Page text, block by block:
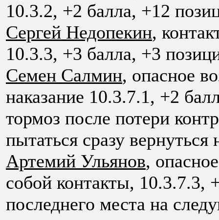
10.3.2, +2 балла, +12
Сергей Недопекин,
10.3.3, +3 балла, +3
Семен Салмин, опасное
наказание 10.3.7.1, +2
тормоз после потери
пытаться сразу вернуться
Артемий Ульянов,
собой контакты, 10.3.7.3,
последнего места на